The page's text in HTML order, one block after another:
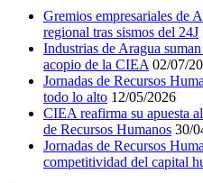
Gremios empresariales de
regional tras sismos del 24J
Industrias de Aragua
acopio de la CIEA 02/07/
Jornadas de Recursos
todo lo alto 12/05/2026
CIEA reafirma su apuesta
de Recursos Humanos 30/
Jornadas de Recursos
competitividad del capital